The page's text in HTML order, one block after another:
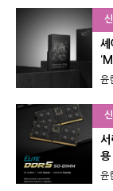
셰
윤
서
용
윤